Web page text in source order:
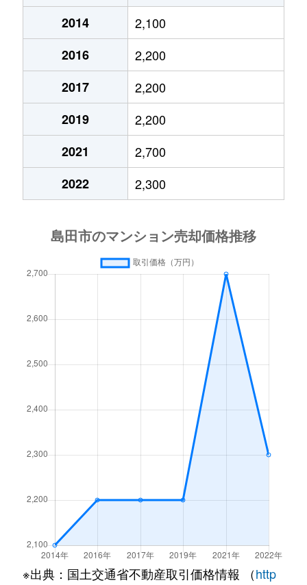
2014
2,100
2016
2,200
2017
2,200
2019
2,200
2021
2,700
2022
2,300
※出典：国土交通省不動産取引価格情報 （http